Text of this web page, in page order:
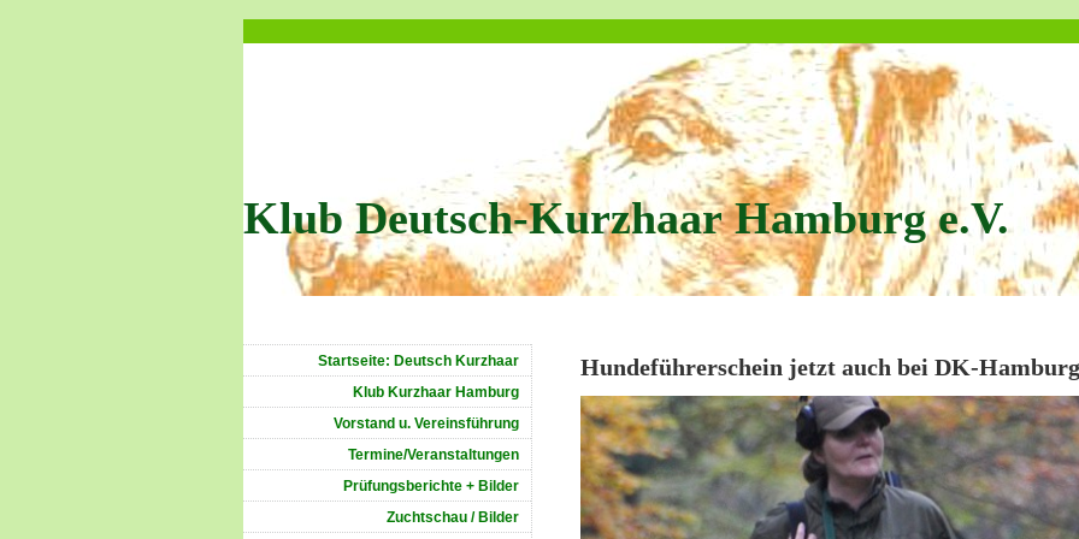
Klub Deutsch-Kurzhaar Hamburg e.V.
Hundeführerschein jetzt auch bei DK-Hamburg
Startseite: Deutsch Kurzhaar
Klub Kurzhaar Hamburg
Vorstand u. Vereinsführung
Termine/Veranstaltungen
Prüfungsberichte + Bilder
Zuchtschau / Bilder